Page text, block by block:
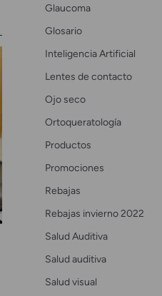
Glaucoma
Glosario
Inteligencia Artificial
Lentes de contacto
Ojo seco
Ortoqueratología
Productos
Promociones
Rebajas
Rebajas invierno 2022
Salud Auditiva
Salud auditiva
Salud visual